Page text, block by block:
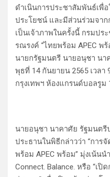
ดำเนินการประชาสัมพันธ์เพื่
ประโยชน์ และมีส่วนร่วมจา
เป็นเจ้าภาพในครั้งนี้ กรมป
รณรงค์ “ไทยพร้อม APEC พ
นายกรัฐมนตรี นายอนุชา นา
พุธที่ 14 กันยายน 2565 เวล
กรุงเทพฯ ห้องแกรนด์บอลรูม
นายอนุชา นาคาศัย รัฐมนตรี
ประธานในพิธีกล่าวว่า “การ
พร้อม APEC พร้อม” มุ่งเน้น
Connect. Balance. หรือ “เ